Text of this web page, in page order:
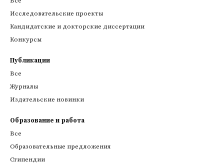
Исследовательские проекты
Кандидатские и докторские диссертации
Конкурсы
Публикации
Все
Журналы
Издательские новинки
Образование и работа
Все
Образовательные предложения
Стипендии